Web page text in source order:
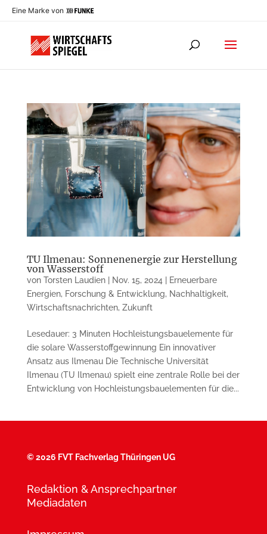
Eine Marke von
TU Ilmenau: Sonnenenergie zur Herstellung
von Wasserstoff
von Torsten Laudien| Nov. 15, 2024
Erneuerbare
Energien, Forschung & Entwicklung, Nachhaltigkeit,
Wirtschaftsnachrichten, Zukunft
Lesedauer: 3 Minuten Hochleistungsbauelemente für
die solare Wasserstoffgewinnung Ein innovativer
Ansatz aus Ilmenau Die Technische Universität
Ilmenau (TU Ilmenau) spielt eine zentrale Rolle bei der
Entwicklung von Hochleistungsbauelementen für die...
©2026 FVT Fachverlag Thüringen UG
Redaktion & Ansprechpartner
Mediadaten